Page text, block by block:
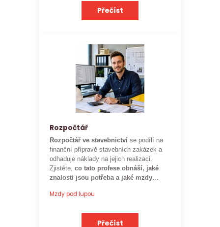
Přečíst
Rozpočtář
Rozpočtář ve stavebnictví se podílí na
finanční přípravě stavebních zakázek a
odhaduje náklady na jejich realizaci.
Zjistěte, co tato profese obnáší, jaké
znalosti jsou potřeba a jaké mzdy
očekávat.
Mzdy pod lupou
Přečíst